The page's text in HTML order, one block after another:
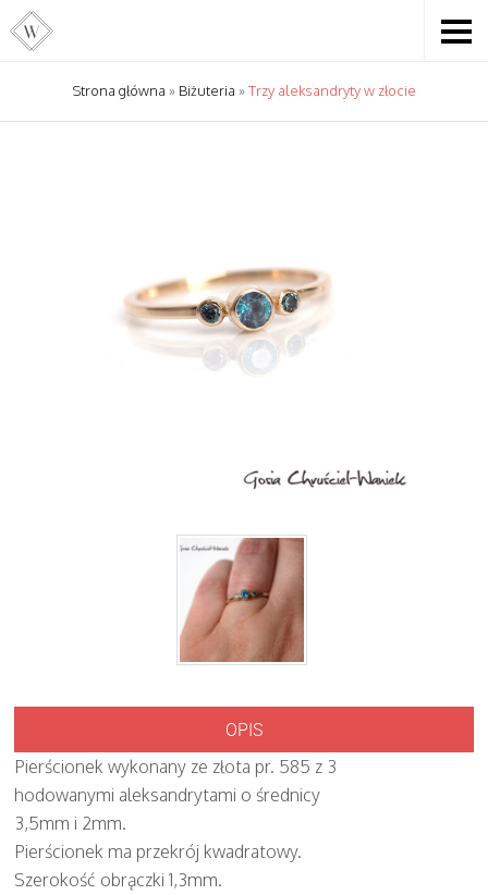
Strona główna » Biżuteria »Trzy aleksandryty w złocie
OPIS
Pierścionek wykonany ze złota pr. 585 z 3
hodowanymi aleksandrytami o średnicy
3,5mm i 2mm.
Pierścionek ma przekrój kwadratowy.
Szerokość obrączki 1,3mm.